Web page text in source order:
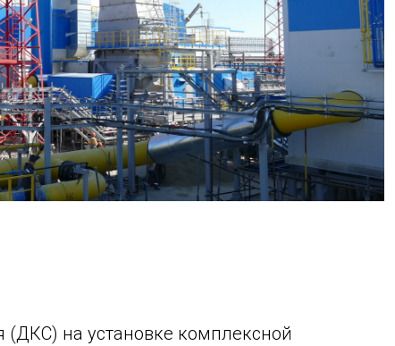
на установке комплексной